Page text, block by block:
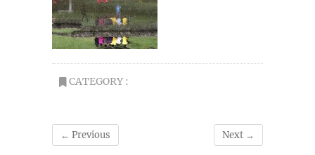
CATEGORY :
← Previous Next →